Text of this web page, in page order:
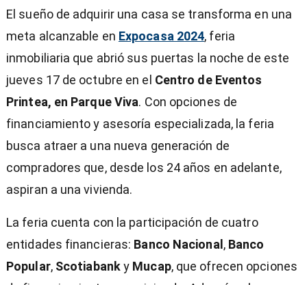
El sueño de adquirir una casa se transforma en una
meta alcanzable en Expocasa 2024, feria
inmobiliaria que abrió sus puertas la noche de este
jueves 17 de octubre en el Centro de Eventos
Printea, en Parque Viva. Con opciones de
financiamiento y asesoría especializada, la feria
busca atraer a una nueva generación de
compradores que, desde los 24 años en adelante,
aspiran a una vivienda.
La feria cuenta con la participación de cuatro
entidades financieras: Banco Nacional , Banco
Popular, Scotiabanky Mucap, que ofrecen opciones